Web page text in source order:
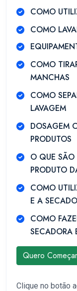
COMO
COMO
COMO
MANCHAS
COMO
LAVAGEM
DOSAGEM
PRODUTOS
O QUE
PRODUTO
COMO
E A
COMO
SECADORA
Quero
Clique no botão